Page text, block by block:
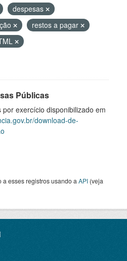
despesas
restos a pagar
Públicas
exercício disponibilizado em
download-de-
a esses registros usando a API (veja